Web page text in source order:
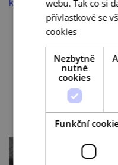
webu. Tak co si
přívlastkové se
cookies
Nezbytně
nutné
cookies
Funkční